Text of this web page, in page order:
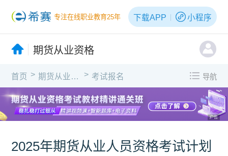
专注在线职业教育25年 下载APP 小程序
期货从业资格
首页 > 期货从业资格 > 考试报名 导航
广告
2025年期货从业人员资格考试计划